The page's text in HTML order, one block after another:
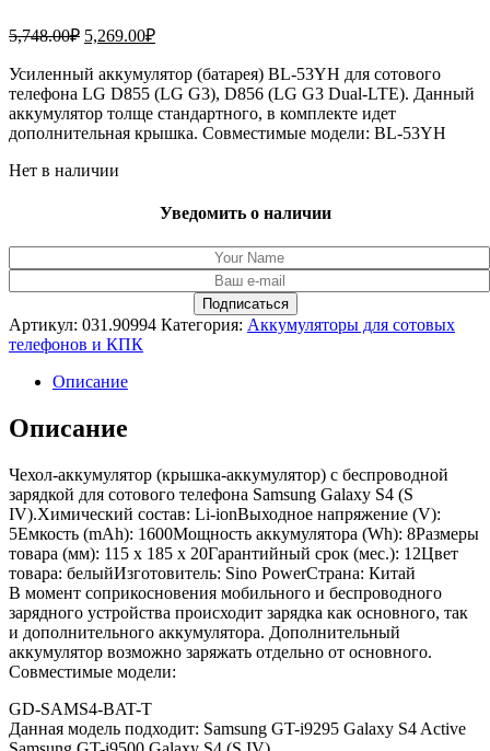
5,748.00₽ Первоначальная
составляла
5,748.00₽.
5,269.00₽Текущая
5,269.00₽.
Усиленный аккумулятор (батарея) BL-53YH для сотового
телефона LG D855 (LG G3), D856 (LG G3 Dual-LTE). Данный
аккумулятор толще стандартного, в комплекте идет
дополнительная крышка. Совместимые модели: BL-53YH
Нет в наличии
Уведомить о наличии
Артикул: 031.90994 Категория: Аккумуляторы для сотовых
телефонов и КПК
Описание
Описание
Чехол-аккумулятор (крышка-аккумулятор) с беспроводной
зарядкой для сотового телефона Samsung Galaxy S4 (S
IV).Химический состав: Li-ionВыходное напряжение (V):
5Емкость (mAh): 1600Мощность аккумулятора (Wh): 8Размеры
товара (мм): 115 x 185 x 20Гарантийный срок (мес.): 12Цвет
товара: белыйИзготовитель: Sino PowerСтрана: Китай
В момент соприкосновения мобильного и беспроводного
зарядного устройства происходит зарядка как основного, так
и дополнительного аккумулятора. Дополнительный
аккумулятор возможно заряжать отдельно от основного.
Совместимые модели:
GD-SAMS4-BAT-T
Данная модель подходит: Samsung GT-i9295 Galaxy S4 Active